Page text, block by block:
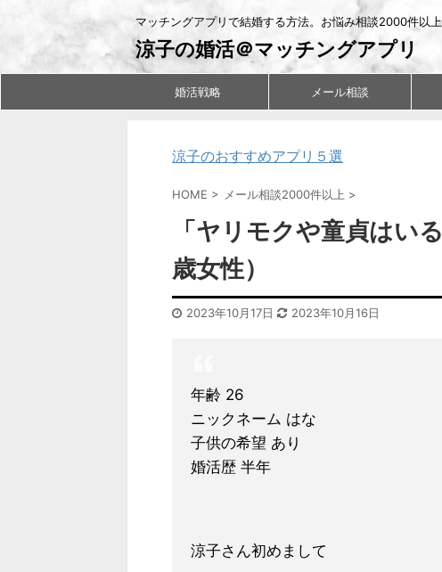
マッチングアプリで結婚する方法。お悩み相談2000件以上
涼子の婚活＠マッチングアプリ
婚活戦略 メール相談
涼子のおすすめアプリ５選
HOME > メール相談2000件以上 >
「ヤリモクや童貞はい
歳女性）
2023年10月17日 2023年10月16日
年齢 26
ニックネーム はな
子供の希望 あり
婚活歴 半年
涼子さん初めまして